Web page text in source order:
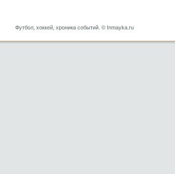
Футбол, хоккей, хроника событий. © Inmayka.ru